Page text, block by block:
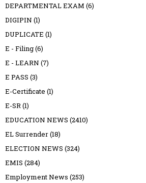
DEPARTMENTAL EXAM (6)
DIGIPIN (1)
DUPLICATE (1)
E - Filing(6)
E - LEARN (7)
E PASS (3)
E-Certificate (1)
E-SR(1)
EDUCATION NEWS (2410)
EL Surrender(18)
ELECTION NEWS (324)
EMIS (284)
Employment News (253)